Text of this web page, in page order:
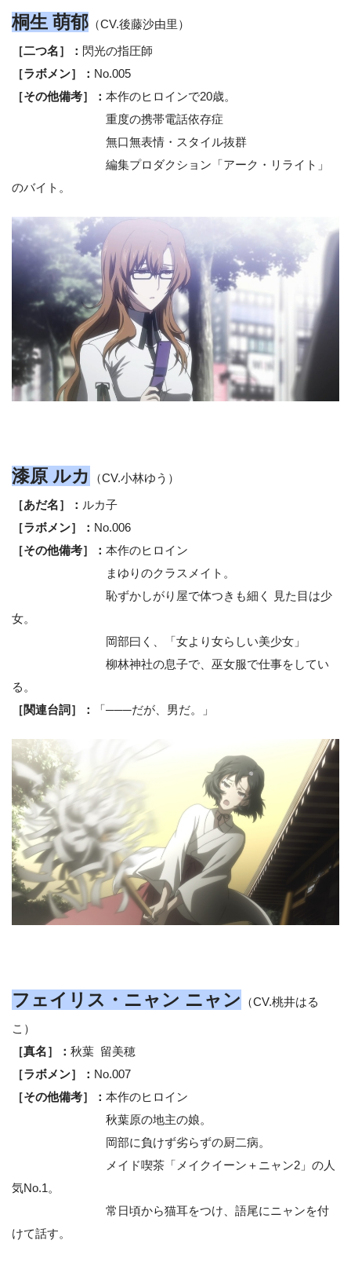
桐生 萌郁 （CV.後藤沙由里）
［二つ名］： 閃光の指圧師
［ラボメン］： No.005
［その他備考］： 本作のヒロインで20歳。
重度の携帯電話依存症
無口無表情・スタイル抜群
編集プロダクション「アーク・リライト」
のバイト。
漆原 ルカ
（CV.小林ゆう）
［あだ名］： ルカ子
［ラボメン］： No.006
［その他備考］： 本作のヒロイン
まゆりのクラスメイト。
恥ずかしがり屋で体つきも細く 見た目は少
女。
岡部曰く、「女より女らしい美少女」
柳林神社の息子で、巫女服で仕事をしてい
る。
［関連台詞］：
「───だが、男だ。」
フェイリス・ニャン ニャン
（CV.桃井はる
こ）
［真名］： 秋葉 留美穂
［ラボメン］： No.007
［その他備考］： 本作のヒロイン
秋葉原の地主の娘。
岡部に負けず劣らずの厨二病。
メイド喫茶「メイクイーン＋ニャン2」の人
気No.1。
常日頃から猫耳をつけ、語尾にニャンを付
けて話す。